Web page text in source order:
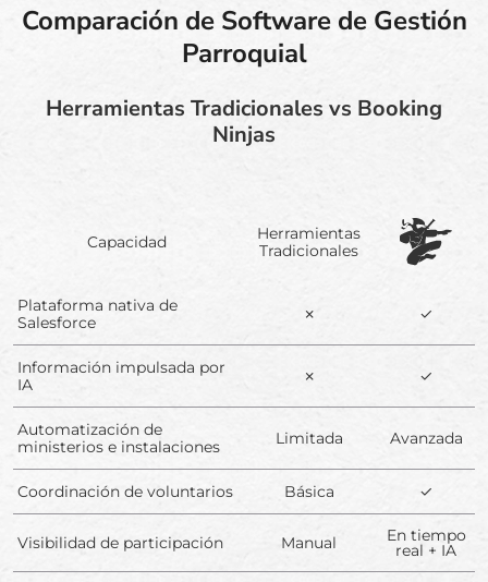
Comparación de Software de Gestión
Parroquial
Herramientas Tradicionales vs Booking
Ninjas
Capacidad
Herramientas
Tradicionales
Plataforma nativa de
Salesforce
✗ ✓
Información impulsada por
IA
✗ ✓
Automatización de
ministerios e instalaciones
Limitada Avanzada
Coordinación de voluntarios Básica ✓
Visibilidad de participación Manual En tiempo
real + IA